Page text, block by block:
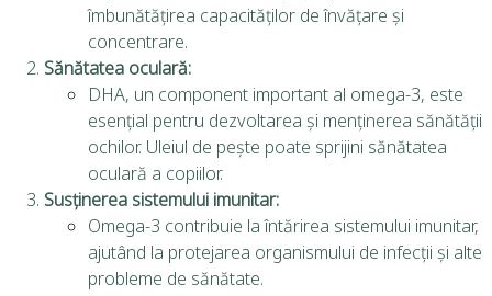
îmbunătățirea capacităților de învățare și
concentrare.
Sănătatea oculară:
DHA, un component important al omega-3, este
esențial pentru dezvoltarea și menținerea sănătății
ochilor. Uleiul de pește poate sprijini sănătatea
oculară a copiilor.
Susținerea sistemului imunitar:
Omega-3 contribuie la întărirea sistemului imunitar,
ajutând la protejarea organismului de infecții și alte
probleme de sănătate.